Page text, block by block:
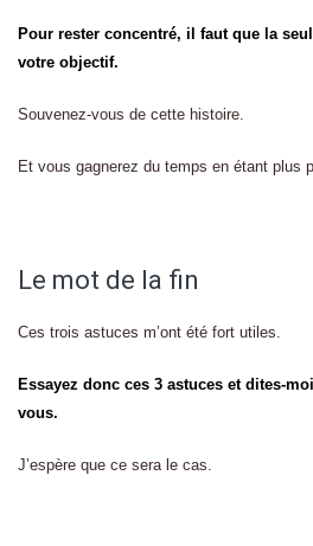
Pour rester concentré, il faut que la
votre objectif.
Souvenez-vous de cette histoire.
Et vous gagnerez du temps en étant plus
Le mot de la fin
Ces trois astuces m’ont été fort utiles.
Essayez donc ces 3 astuces et dites-
vous.
J’espère que ce sera le cas.